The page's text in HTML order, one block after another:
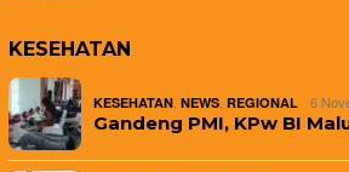
KESEHATAN
KESEHATAN NEWS REGIONAL 6
Gandeng PMI, KPw BI